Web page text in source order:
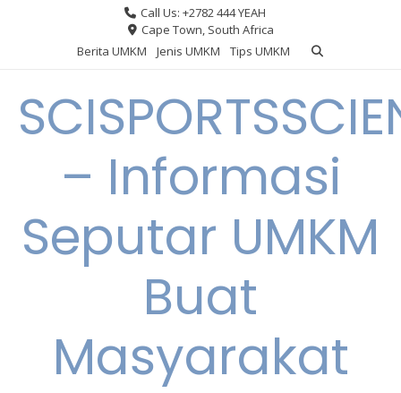
Call Us: +2782 444 YEAH
Cape Town, South Africa
Berita UMKM
Jenis UMKM Tips UMKM
– Informasi
Seputar UMKM
Buat
Masyarakat